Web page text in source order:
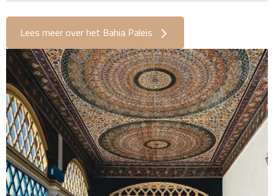
Lees meer over het Bahia Paleis